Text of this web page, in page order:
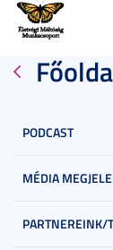
PODCAST
MÉDIA
PARTNEREINK/